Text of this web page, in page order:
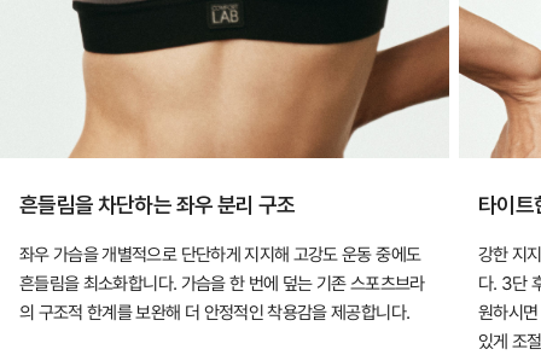
흔들림을 차단하는 좌우 분리 구조
좌우 가슴을 개별적으로 단단하게 지지해 고강도 운동 중에도
흔들림을 최소화합니다. 가슴을 한 번에 덮는 기존 스포츠브라
의 구조적 한계를 보완해 더 안정적인 착용감을 제공합니다.
타이트
강한 지
다. 3단
원하시
있게 조